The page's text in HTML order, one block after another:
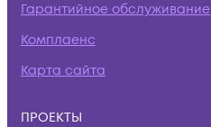
Гарантийное обслуживание
Комплаенс
Карта сайта
ПРОЕКТЫ